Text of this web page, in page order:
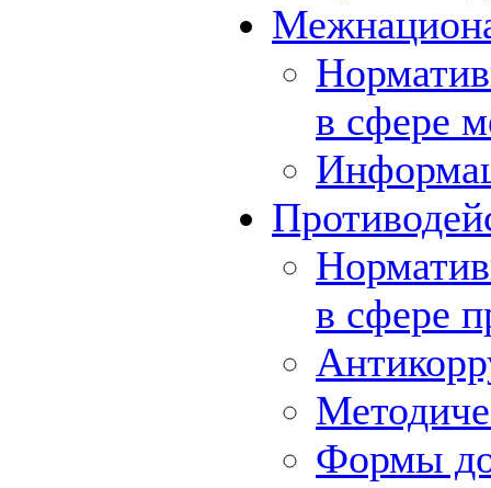
в сфере
в сфере
Формы